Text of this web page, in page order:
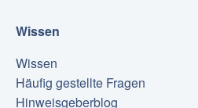
Wissen
Wissen
Häufig gestellte Fragen
Hinweisgeberblog